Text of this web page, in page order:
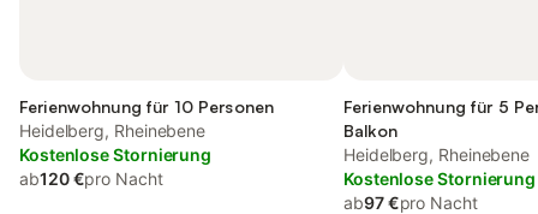
Ferienwohnung für 10 Personen
Heidelberg, Rheinebene
Kostenlose Stornierung
ab120 €pro Nacht
Ferienwohnung für 5
Balkon
Heidelberg, Rheinebene
Kostenlose Stornierung
ab97 €pro Nacht